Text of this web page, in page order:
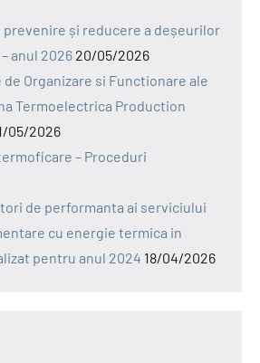
prevenire și reducere a deșeurilor
anul 2026 20/05/2026
Organizare si Functionare ale
Termoelectrica Production
05/2026
– Proceduri
de performanta ai serviciului
cu energie termica in
pentru anul 2024 18/04/2026